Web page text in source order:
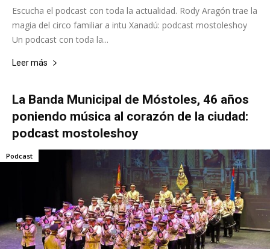
Escucha el podcast con toda la actualidad. Rody Aragón trae la
magia del circo familiar a intu Xanadú: podcast mostoleshoy
Un podcast con toda la...
Leer más
La Banda Municipal de Móstoles, 46 años
poniendo música al corazón de la ciudad:
podcast mostoleshoy
Podcast